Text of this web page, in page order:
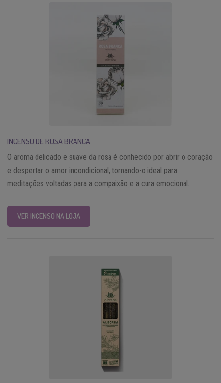
INCENSO DE ROSA BRANCA
O aroma delicado e suave da rosa é conhecido por abrir o coração
e despertar o amor incondicional, tornando-o ideal para
meditações voltadas para a compaixão e a cura emocional.
VER INCENSO NA LOJA